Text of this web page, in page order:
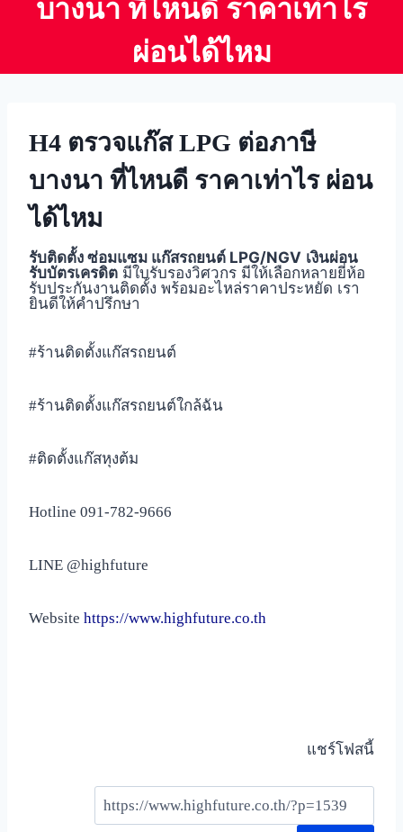
บางนา ที่ไหนดี ราคาเท่าไร
ผ่อนได้ไหม
H4 ตรวจแก๊ส LPG ต่อภาษี
บางนา ที่ไหนดี ราคาเท่าไร ผ่อน
ได้ไหม
รับติดตั้ง ซ่อมแซม แก๊สรถยนต์ LPG/NGV เงินผ่อน
รับบัตรเครดิต มีใบรับรองวิศวกร มีให้เลือกหลายยี่ห้อ
รับประกันงานติดตั้ง พร้อมอะไหล่ราคาประหยัด เรา
ยินดีให้คำปรึกษา
#ร้านติดตั้งแก๊สรถยนต์
#ร้านติดตั้งแก๊สรถยนต์ใกล้ฉัน
#ติดตั้งแก๊สหุงต้ม
Hotline 091-782-9666
LINE @highfuture
Website https://www.highfuture.co.th
แชร์โฟสนี้